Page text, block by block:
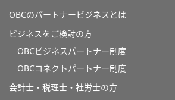
OBCのパートナービジネスとは
ビジネスをご検討の方
OBCビジネスパートナー制度
OBCコネクトパートナー制度
会計士・税理士・社労士の方